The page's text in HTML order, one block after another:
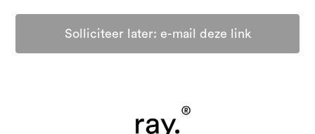
Solliciteer later: e-mail deze link